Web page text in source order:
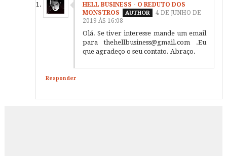
HELL BUSINESS - O REDUTO DOS
MONSTROS
4 DE JUNHO DE
2019 ÀS 16:08
Olá. Se tiver interesse mande um email
para thehellbusiness@gmail.com .Eu
que agradeço o seu contato. Abraço.
Responder